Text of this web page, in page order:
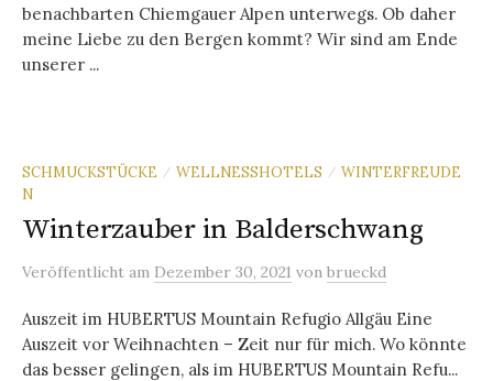
benachbarten Chiemgauer Alpen unterwegs. Ob daher
meine Liebe zu den Bergen kommt? Wir sind am Ende
unserer ...
SCHMUCKSTÜCKE / WELLNESSHOTELS / WINTERFREUDE
N
Winterzauber in Balderschwang
Veröffentlicht am Dezember 30, 2021 von brueckd
Auszeit im HUBERTUS Mountain Refugio Allgäu Eine
Auszeit vor Weihnachten – Zeit nur für mich. Wo könnte
das besser gelingen, als im HUBERTUS Mountain Refu...